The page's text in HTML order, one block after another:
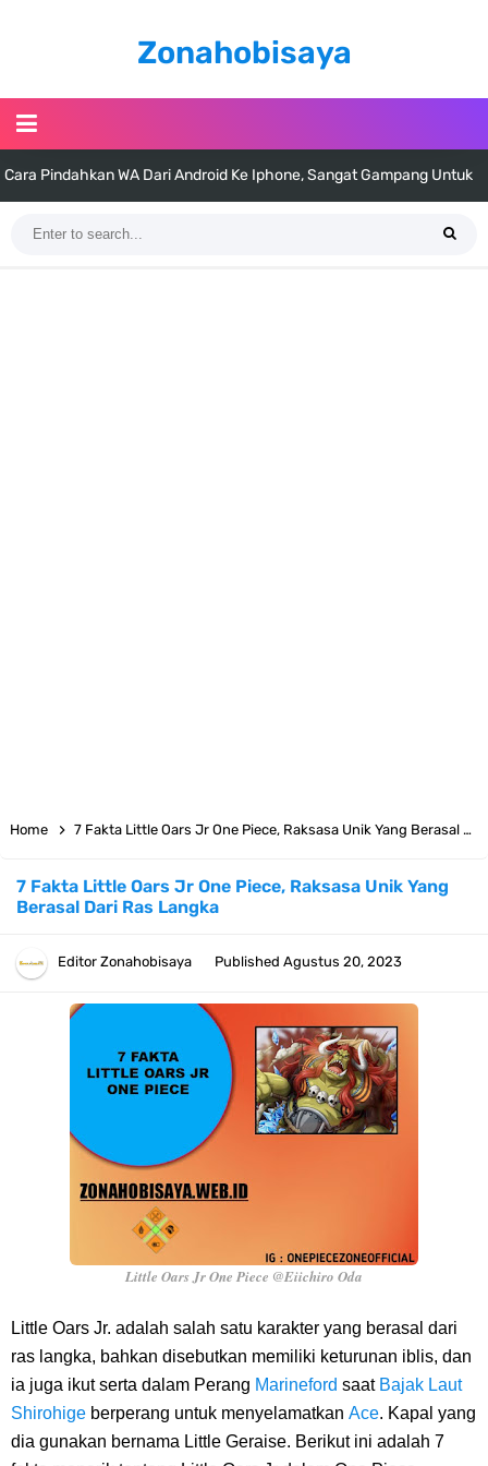
Zonahobisaya
Cara Pindahkan WA Dari Android Ke Iphone, Sangat Gampang Untuk
Profil Anwar Hafid, Politisi Yang Mernjadi Gubernur Provinsi Sulawesi
Tengah
Resep Pesmol Ikan Mas, Makanan Khas Sunda Dengan Rasa Yang
Enaknya Nagih
Arti Bendera Barbados, Negara Kepulauan Yang Terletak Di Kawasan
Cara Daftar Danamon Mobile Banking, Mudah Banget Dan Lengkap
Caranya Disini
7 Fakta Elbaph One Piece, Menjadi Tempat Yang Sangat Ingin
Dikunjungi Usopp
7 Fakta Ivankov One Piece, Orang Yang Mampu Menipu Sensor
Home 7 Fakta Little Oars Jr One Piece, Raksasa Unik Yang Berasal Dari Ras Langka
7 Fakta Little Oars Jr One Piece, Raksasa Unik Yang
Berasal Dari Ras Langka
Editor Zonahobisaya Published Agustus 20, 2023
Little Oars Jr One Piece @Eiichiro Oda
Little Oars Jr. adalah salah satu karakter yang berasal dari
ras langka, bahkan disebutkan memiliki keturunan iblis, dan
ia juga ikut serta dalam Perang Marineford saat Bajak Laut
Shirohige berperang untuk menyelamatkan Ace. Kapal yang
dia gunakan bernama Little Geraise. Berikut ini adalah 7